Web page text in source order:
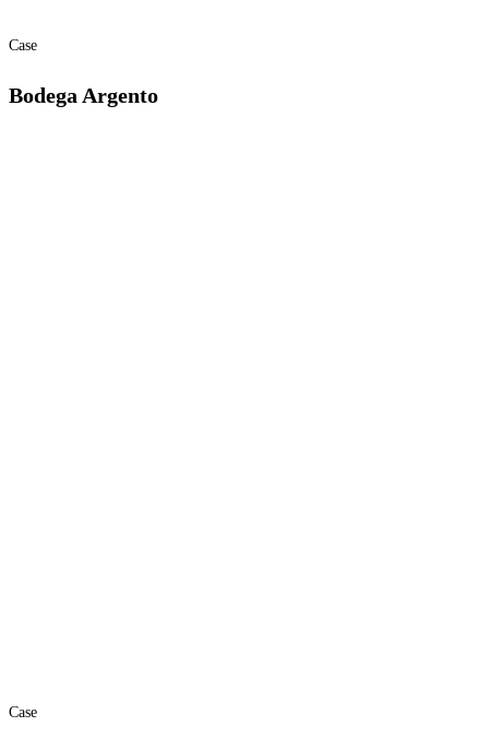
Case
Bodega Argento
Case